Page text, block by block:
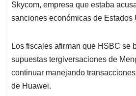
Skycom, empresa que estaba
sanciones económicas de Estados
Los fiscales afirman que HSBC se
supuestas tergiversaciones de
continuar manejando
de Huawei.